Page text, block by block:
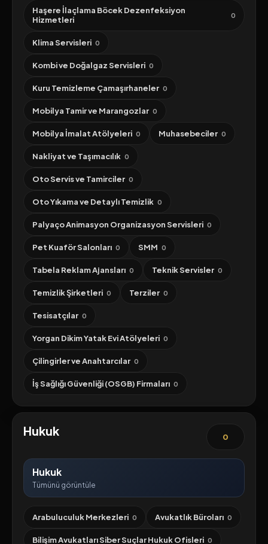
Haşere İlaçlama Böcek Dezenfeksiyon
Hizmetleri
0
Klima Servisleri 0
Kombi ve Doğalgaz Servisleri 0
Kuru Temizleme Çamaşırhaneler 0
Mobilya Tamir ve Marangozlar 0
Mobilya İmalat Atölyeleri 0 Muhasebeciler 0
Nakliyat ve Taşımacılık 0
Oto Servis ve Tamirciler 0
Oto Yıkama ve Detaylı Temizlik 0
Palyaço Animasyon Organizasyon Servisleri 0
Pet Kuaför Salonları 0 SMM 0
Tabela Reklam Ajansları 0 Teknik Servisler 0
Temizlik Şirketleri 0 Terziler 0
Tesisatçılar 0
Yorgan Dikim Yatak Evi Atölyeleri 0
Çilingirler ve Anahtarcılar 0
İş Sağlığı Güvenliği (OSGB) Firmaları 0
Hukuk 0
Hukuk
Tümünü görüntüle
Arabuluculuk Merkezleri 0 Avukatlık Büroları 0
Bilişim Avukatları Siber Suçlar Hukuk Ofisleri 0